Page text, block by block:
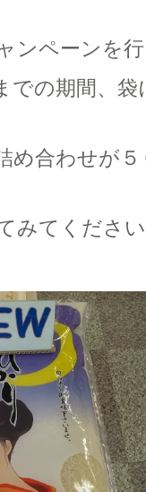
ンペーンを
での期間、
め合わせが
みてください